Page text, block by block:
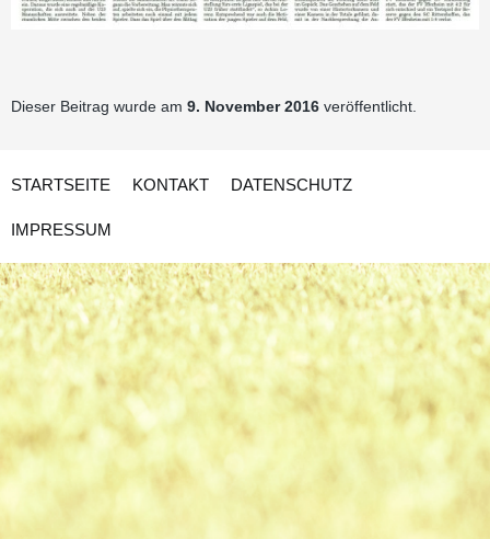
Dieser Beitrag wurde am 9. November 2016 veröffentlicht.
STARTSEITE KONTAKT DATENSCHUTZ
IMPRESSUM